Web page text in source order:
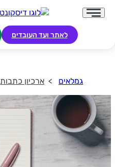
לאתר ועד העובדים
גמלאים ארכיון כתבות